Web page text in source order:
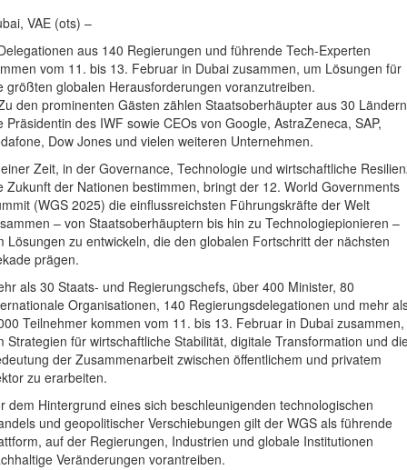
VAE (ots) –
aus 140 Regierungen und führende Tech-Experten
vom 11. bis 13. Februar in Dubai zusammen, um Lösungen für
größten globalen Herausforderungen voranzutreiben.
den prominenten Gästen zählen Staatsoberhäupter aus 30
Präsidentin des IWF sowie CEOs von Google, AstraZeneca, SAP,
Dow Jones und vielen weiteren Unternehmen.
Zeit, in der Governance, Technologie und wirtschaftliche
Zukunft der Nationen bestimmen, bringt der 12. World Governments
(WGS 2025) die einflussreichsten Führungskräfte der Welt
– von Staatsoberhäuptern bis hin zu Technologiepionieren –
Lösungen zu entwickeln, die den globalen Fortschritt der nächsten
prägen.
als 30 Staats- und Regierungschefs, über 400 Minister, 80
Organisationen, 140 Regierungsdelegationen und mehr
Teilnehmer kommen vom 11. bis 13. Februar in Dubai zusammen,
Strategien für wirtschaftliche Stabilität, digitale Transformation und
der Zusammenarbeit zwischen öffentlichem und privatem
zu erarbeiten.
dem Hintergrund eines sich beschleunigenden technologischen
und geopolitischer Verschiebungen gilt der WGS als führende
auf der Regierungen, Industrien und globale Institutionen
Veränderungen vorantreiben.